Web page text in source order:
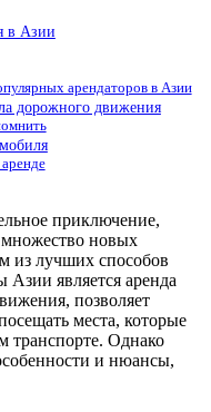
в Азии
арендаторов в Азии
дорожного движения
приключение,
множество новых
из лучших способов
Азии является аренда
позволяет
места, которые
транспорте. Однако
и нюансы,